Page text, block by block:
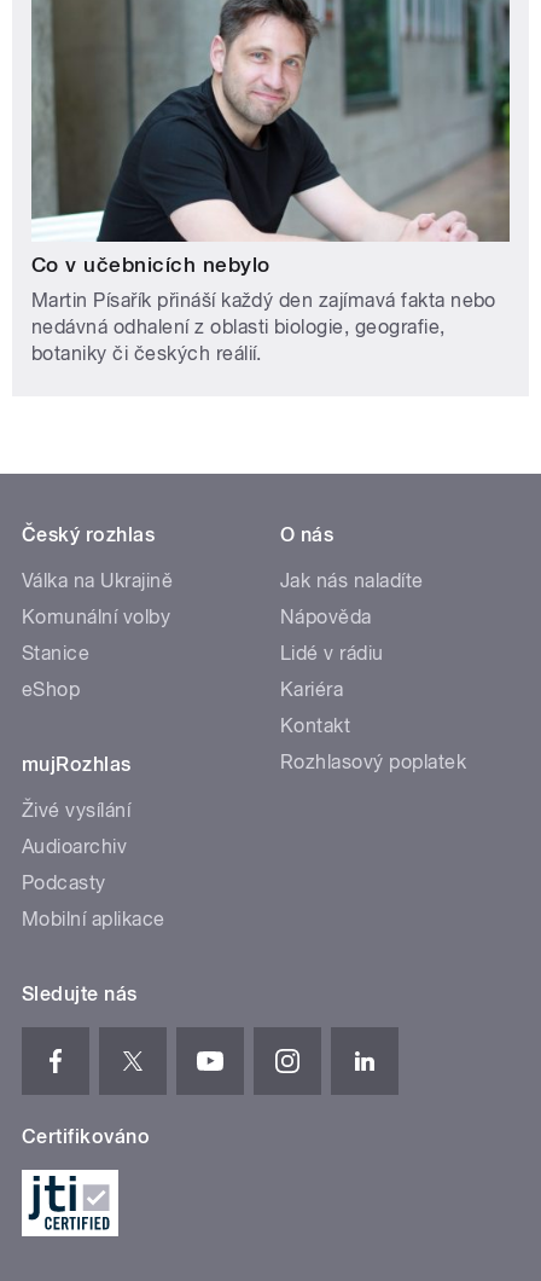
Co v učebnicích nebylo
Martin Písařík přináší každý den zajímavá fakta nebo
nedávná odhalení z oblasti biologie, geografie,
botaniky či českých reálií.
Český rozhlas
Válka na Ukrajině
Komunální volby
Stanice
eShop
mujRozhlas
Živé vysílání
Audioarchiv
Podcasty
Mobilní aplikace
O nás
Jak nás naladíte
Nápověda
Lidé v rádiu
Kariéra
Kontakt
Rozhlasový poplatek
Sledujte nás
Certifikováno